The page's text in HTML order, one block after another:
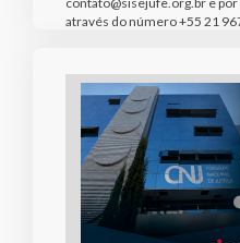
através do número +55 21